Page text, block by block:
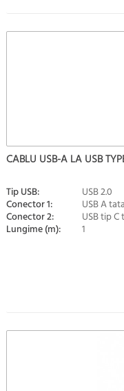
CABLU USB-A LA USB
Tip USB: USB 2.0
Conector 1: USB A tata
Conector 2: USB tip C
Lungime (m): 1